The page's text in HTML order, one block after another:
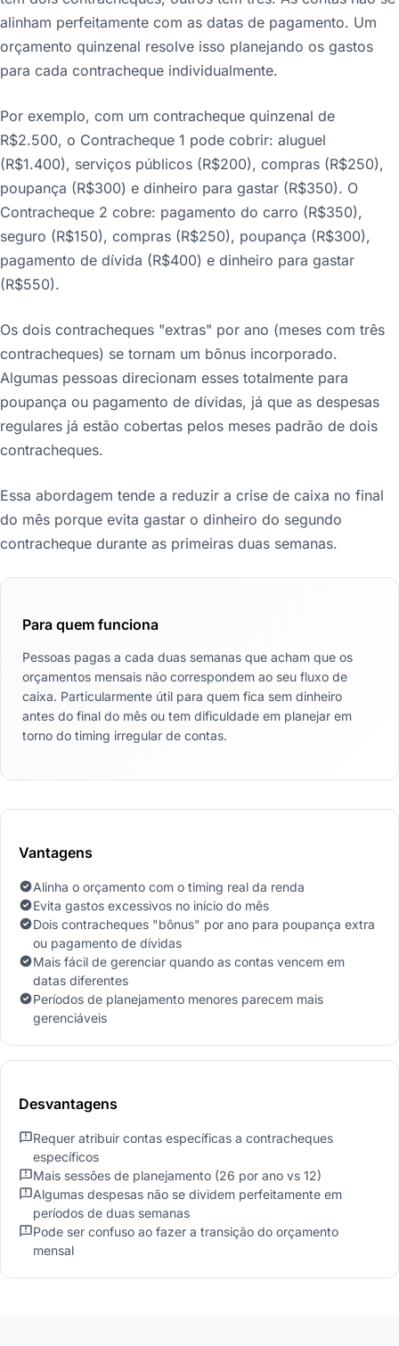
alinham perfeitamente com as datas de pagamento. Um
orçamento quinzenal resolve isso planejando os gastos
para cada contracheque individualmente.
Por exemplo, com um contracheque quinzenal de
R$2.500, o Contracheque 1 pode cobrir: aluguel
(R$1.400), serviços públicos (R$200), compras (R$250),
poupança (R$300) e dinheiro para gastar (R$350). O
Contracheque 2 cobre: pagamento do carro (R$350),
seguro (R$150), compras (R$250), poupança (R$300),
pagamento de dívida (R$400) e dinheiro para gastar
(R$550).
Os dois contracheques "extras" por ano (meses com três
contracheques) se tornam um bônus incorporado.
Algumas pessoas direcionam esses totalmente para
poupança ou pagamento de dívidas, já que as despesas
regulares já estão cobertas pelos meses padrão de dois
contracheques.
Essa abordagem tende a reduzir a crise de caixa no final
do mês porque evita gastar o dinheiro do segundo
contracheque durante as primeiras duas semanas.
Para quem funciona
Pessoas pagas a cada duas semanas que acham que os
orçamentos mensais não correspondem ao seu fluxo de
caixa. Particularmente útil para quem fica sem dinheiro
antes do final do mês ou tem dificuldade em planejar em
torno do timing irregular de contas.
Vantagens
Alinha o orçamento com o timing real da renda
Evita gastos excessivos no início do mês
Dois contracheques "bônus" por ano para poupança extra
ou pagamento de dívidas
Mais fácil de gerenciar quando as contas vencem em
datas diferentes
Períodos de planejamento menores parecem mais
gerenciáveis
Desvantagens
Requer atribuir contas específicas a contracheques
específicos
Mais sessões de planejamento (26 por ano vs 12)
Algumas despesas não se dividem perfeitamente em
períodos de duas semanas
Pode ser confuso ao fazer a transição do orçamento
mensal